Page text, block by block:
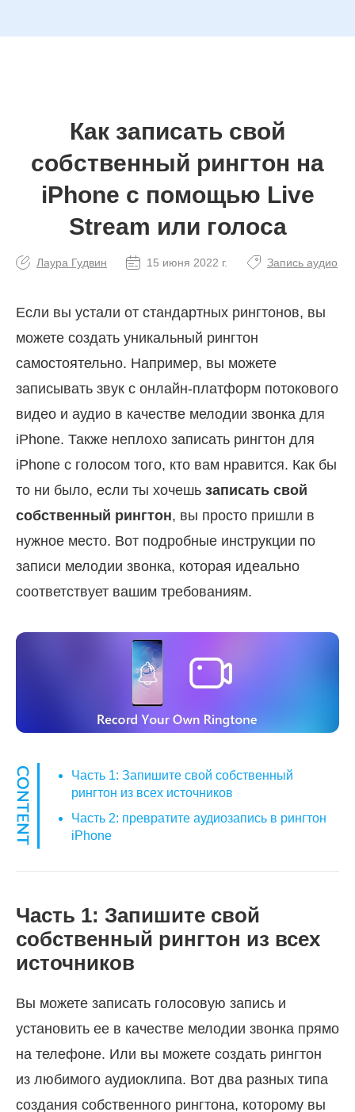
Как записать свой
собственный рингтон на
iPhone с помощью Live
Stream или голоса
Лаура Гудвин 15 июня 2022 г. Запись аудио
Если вы устали от стандартных рингтонов, вы
можете создать уникальный рингтон
самостоятельно. Например, вы можете
записывать звук с онлайн-платформ потокового
видео и аудио в качестве мелодии звонка для
iPhone. Также неплохо записать рингтон для
iPhone с голосом того, кто вам нравится. Как бы
то ни было, если ты хочешь записать свой
собственный рингтон, вы просто пришли в
нужное место. Вот подробные инструкции по
записи мелодии звонка, которая идеально
соответствует вашим требованиям.
Часть 1: Запишите свой собственный
рингтон из всех источников
Часть 2: превратите аудиозапись в рингтон
iPhone
Часть 1: Запишите свой
собственный рингтон из всех
источников
Вы можете записать голосовую запись и
установить ее в качестве мелодии звонка прямо
на телефоне. Или вы можете создать рингтон
из любимого аудиоклипа. Вот два разных типа
создания собственного рингтона, которому вы